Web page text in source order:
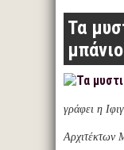
Τα
γράφει η
Αρχιτέκτων